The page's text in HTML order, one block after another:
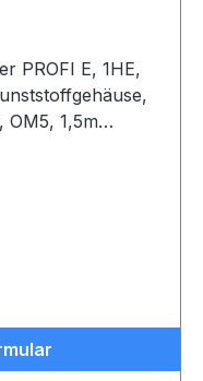
E, 1HE,
OM5, 1,5m